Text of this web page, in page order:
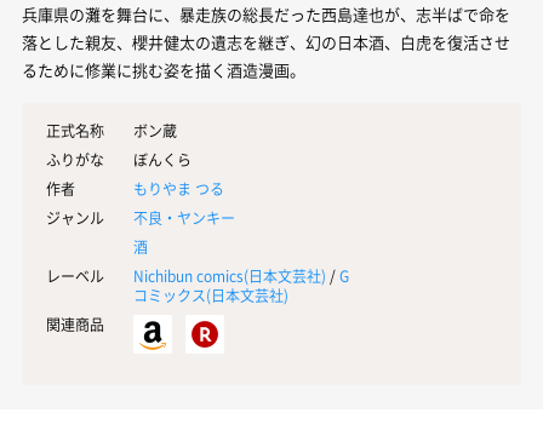
兵庫県の灘を舞台に、暴走族の総長だった西島達也が、志半ばで命を
落とした親友、櫻井健太の遺志を継ぎ、幻の日本酒、白虎を復活させ
るために修業に挑む姿を描く酒造漫画。
正式名称
ボン蔵
ふりがな
ぼんくら
作者
もりやま つる
ジャンル
不良・ヤンキー
酒
レーベル
Nichibun comics(日本文芸社) /G
コミックス(日本文芸社)
関連商品